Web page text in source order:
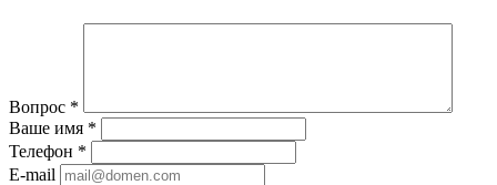
Вопрос *
Ваше имя *
Телефон *
E-mail